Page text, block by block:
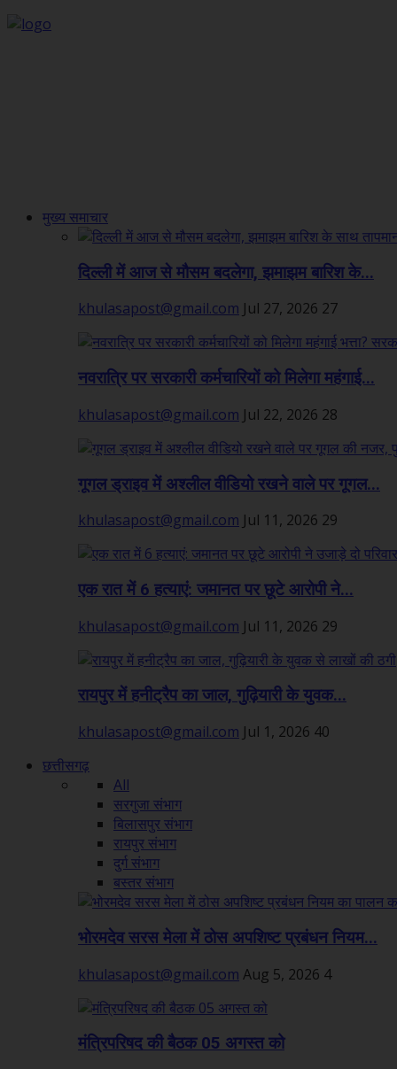
मुख्य समाचार
दिल्ली में आज से मौसम बदलेगा, झमाझम बारिश के...
khulasapost@gmail.com Jul 27, 2026 27
नवरात्रि पर सरकारी कर्मचारियों को मिलेगा महंगाई...
khulasapost@gmail.com Jul 22, 2026 28
गूगल ड्राइव में अश्लील वीडियो रखने वाले पर गूगल...
khulasapost@gmail.com Jul 11, 2026 29
एक रात में 6 हत्याएं: जमानत पर छूटे आरोपी ने...
khulasapost@gmail.com Jul 11, 2026 29
रायपुर में हनीट्रैप का जाल, गुढ़ियारी के युवक...
khulasapost@gmail.com Jul 1, 2026 40
छत्तीसगढ़
All
सरगुजा संभाग
बिलासपुर संभाग
रायपुर संभाग
दुर्ग संभाग
बस्तर संभाग
भोरमदेव सरस मेला में ठोस अपशिष्ट प्रबंधन नियम...
khulasapost@gmail.com Aug 5, 2026 4
मंत्रिपरिषद की बैठक 05 अगस्त को